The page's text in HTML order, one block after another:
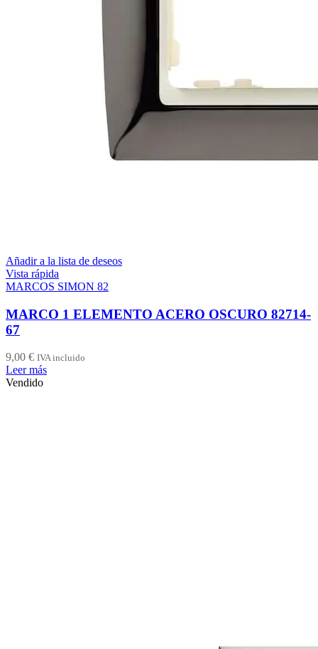
Añadir a la lista de deseos
Vista rápida
MARCOS SIMON 82
MARCO 1 ELEMENTO ACERO OSCURO 82714-
67
9,00 € IVA incluido
Leer más
Vendido